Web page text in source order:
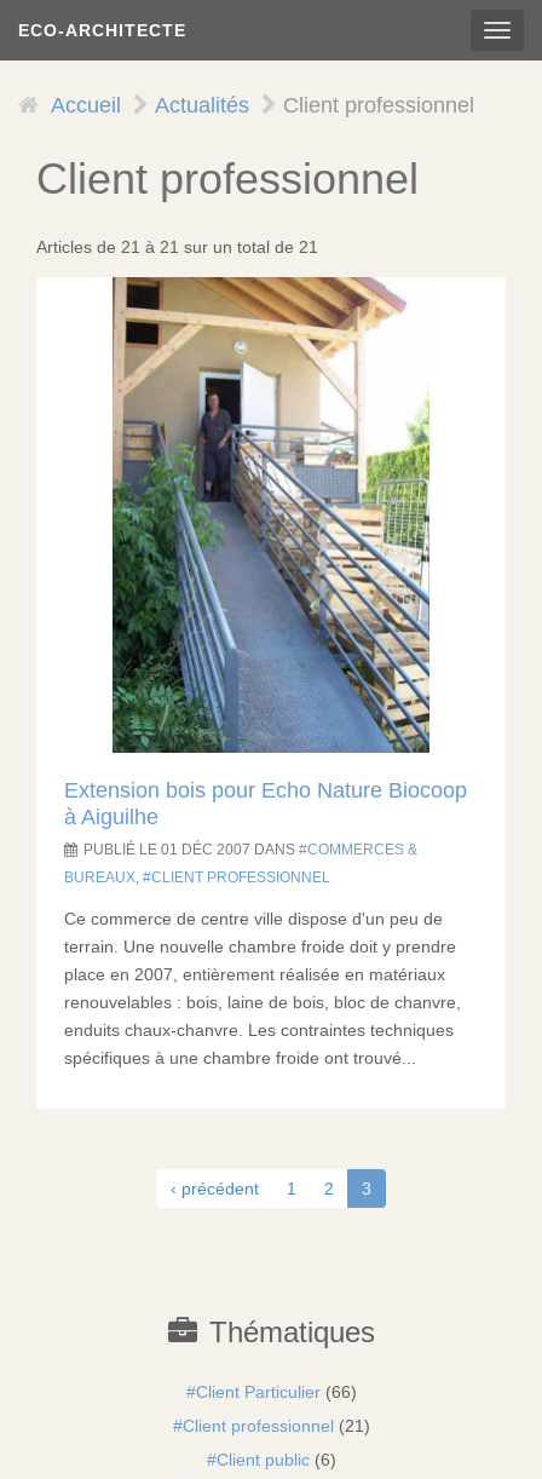
contenu
ECO-ARCHITECTE
Accueil Actualités Client professionnel
Client professionnel
Articles de 21 à 21 sur un total de 21
Extension bois pour Echo Nature Biocoop
à Aiguilhe
PUBLIÉ LE 01 DÉC 2007 DANS
COMMERCES &
BUREAUX
CLIENT PROFESSIONNEL
Ce commerce de centre ville dispose d'un peu de
terrain. Une nouvelle chambre froide doit y prendre
place en 2007, entièrement réalisée en matériaux
renouvelables : bois, laine de bois, bloc de chanvre,
enduits chaux-chanvre. Les contraintes techniques
spécifiques à une chambre froide ont trouvé...
‹ précédent 1 2 3
Thématiques
Client Particulier(66)
Client professionnel(21)
Client public(6)